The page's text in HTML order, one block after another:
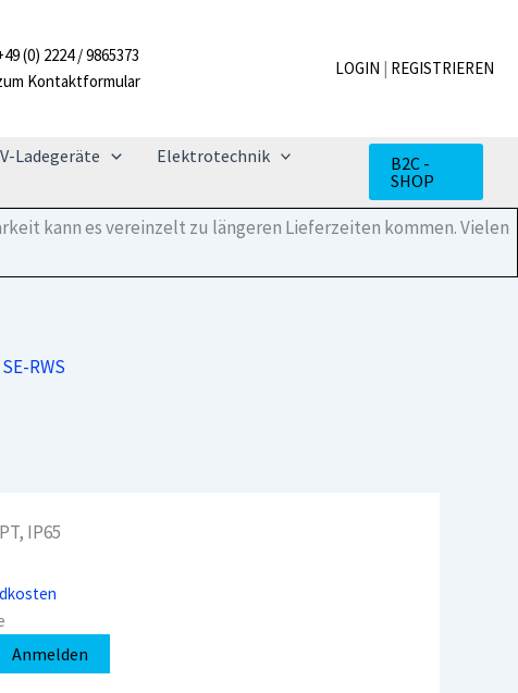
(0) 2224 / 9865373
Kontaktformular
LOGIN | REGISTRIEREN
Ladegeräte
Elektrotechnik
B2C -
SHOP
kann es vereinzelt zu längeren Lieferzeiten kommen. Vielen
RWS
IP65
Anmelden